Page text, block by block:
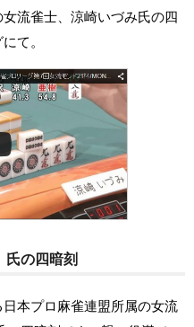
流雀士、涼崎いづみ氏の四
て。
氏の四暗刻
日本プロ麻雀連盟所属の女流